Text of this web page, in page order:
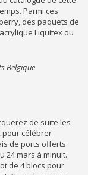
Parmi ces
des paquets de
Liquitex ou
Belgique
de suite les
pour célébrer
de ports offerts
24 mars à minuit.
de 4 blocs pour